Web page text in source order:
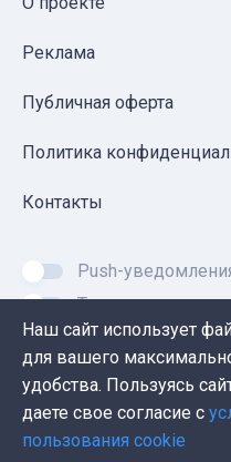
Реклама
Публичная оферта
Политика
Контакты
Push-
Темная тема
© 2026, Proglib. При
на источник обязательна.
Наш сайт использует
для вашего
удобства. Пользуясь
даете свое согласие с
пользования cookie